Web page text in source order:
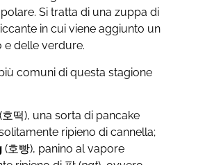
Si tratta di una zuppa di
in cui viene aggiunto un
e delle verdure.
comuni di questa stagione
떡), una sorta di pancake
ripieno di cannella;
(호빵), panino al vapore